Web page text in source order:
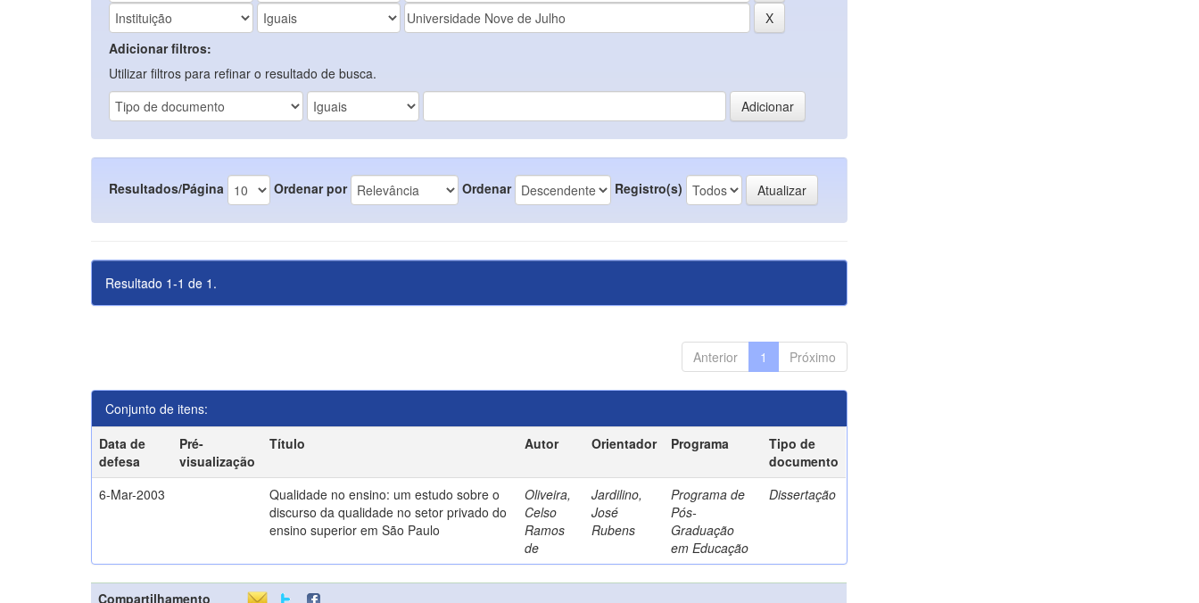
Adicionar filtros:
Utilizar filtros para refinar o resultado de busca.
Resultados/Página Ordenar por Ordenar Registro(s)
Resultado 1-1 de 1.
Anterior 1 Próximo
Conjunto de itens:
Data de
defesa
Pré-
visualização
Título Autor Orientador Programa
Tipo de
documento
6-Mar-2003
Qualidade no ensino: um estudo sobre o
discurso da qualidade no setor privado do
ensino superior em São Paulo
Oliveira,
Celso
Ramos
de
Jardilino,
José
Rubens
Programa de
Pós-
Graduação
em Educação
Dissertação
Compartilhamento